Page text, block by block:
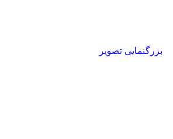
بزرگنمایی تصویر